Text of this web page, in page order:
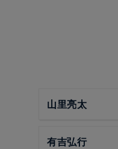
山里亮太
有吉弘行